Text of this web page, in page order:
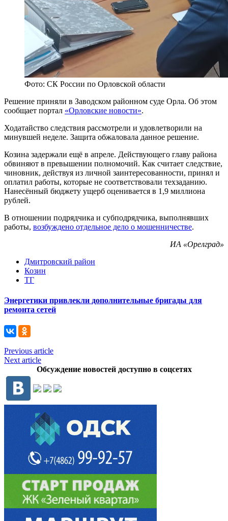
Фото: СК России по Орловской области
Решение приняли в Заводском районном суде Орла. Об этом
сообщает портал «Орловские новости».
Ходатайство следствия рассмотрели и удовлетворили на
минувшей неделе. Защита обжаловала данное решение.
Козина задержали ещё в апреле. Действующего главу района
обвиняют в превышении полномочий. Как считает следствие,
чиновник, действуя из личной заинтересованности, принял и
оплатил работы, которые не соответствовали техзаданию.
Нанесённый бюджету ущерб оценивается в 1,9 миллиона
рублей.
В отношении подрядчика и субподрядчика, выполнявших
работы, возбуждено отдельное дело о мошенничестве.
ИА «Орелград»
Дмитровский район
Козин
ТГ
Энергетики привлекли дополнительные бригады для
ремонта сетей
Previous article
Next article
Обсуждение новостей доступно в соцсетях